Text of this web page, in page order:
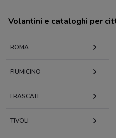
Volantini e cataloghi per
ROMA
FIUMICINO
FRASCATI
TIVOLI